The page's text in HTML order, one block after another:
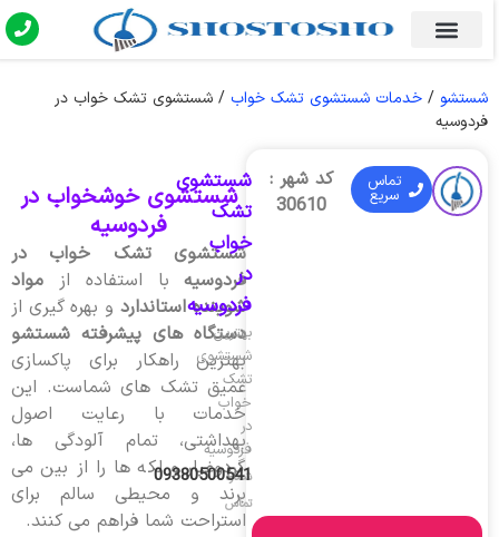
شستشو/ خدمات شستشوی تشک خواب/ شستشوی تشک خواب در
فردوسیه
شستشوی خوشخواب در
فردوسیه
شستشوی تشک خواب در
فردوسیهبا استفاده از
مواد
شوینده استانداردو بهره گیری از
دستگاه های پیشرفته شستشو
بهترین راهکار برای پاکسازی
عمیق تشک های شماست. این
خدمات با رعایت اصول
بهداشتی، تمام آلودگی ها،
گردوغبار و لکه ها را از بین می
برند و محیطی سالم برای
استراحت شما فراهم می کنند.
تماس
سریع
کد شهر :
30610
شستشوی
تشک
خواب
در
فردوسیه
بهترین
شستشوی
تشک
خواب
در
فردوسیه
شماره
تماس
09380500541